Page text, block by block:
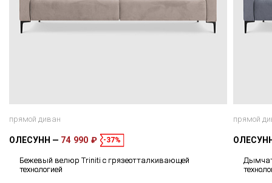
прямой диван
ОЛЕСУНН 74 990 ₽ -37%
Бежевый велюр Triniti с грязеотталкивающей
технологией
прямой